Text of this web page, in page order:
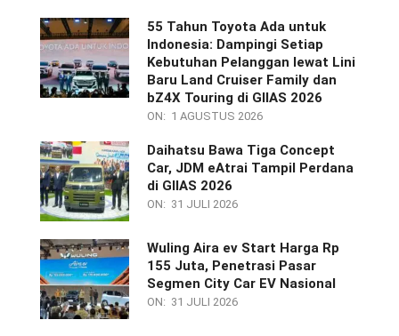
55 Tahun Toyota Ada untuk
Indonesia: Dampingi Setiap
Kebutuhan Pelanggan lewat Lini
Baru Land Cruiser Family dan
bZ4X Touring di GIIAS 2026
ON: 1 AGUSTUS 2026
Daihatsu Bawa Tiga Concept
Car, JDM eAtrai Tampil Perdana
di GIIAS 2026
ON: 31 JULI 2026
Wuling Aira ev Start Harga Rp
155 Juta, Penetrasi Pasar
Segmen City Car EV Nasional
ON: 31 JULI 2026